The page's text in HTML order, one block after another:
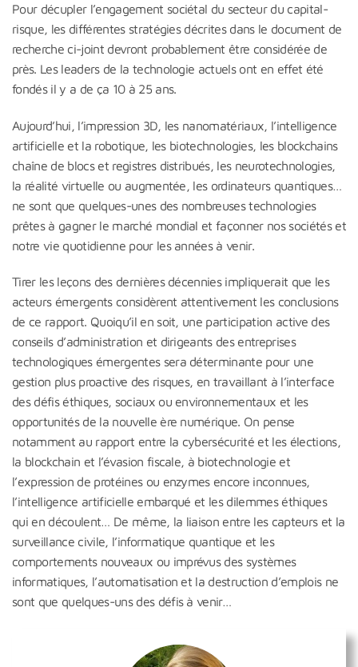
Pour décupler l’engagement sociétal du secteur du capital-
risque, les différentes stratégies décrites dans le document de
recherche ci-joint devront probablement être considérée de
près. Les leaders de la technologie actuels ont en effet été
fondés il y a de ça 10 à 25 ans.
Aujourd’hui, l’impression 3D, les nanomatériaux, l’intelligence
artificielle et la robotique, les biotechnologies, les blockchains
chaîne de blocs et registres distribués, les neurotechnologies,
la réalité virtuelle ou augmentée, les ordinateurs quantiques…
ne sont que quelques-unes des nombreuses technologies
prêtes à gagner le marché mondial et façonner nos sociétés et
notre vie quotidienne pour les années à venir.
Tirer les leçons des dernières décennies impliquerait que les
acteurs émergents considèrent attentivement les conclusions
de ce rapport. Quoiqu’il en soit, une participation active des
conseils d’administration et dirigeants des entreprises
technologiques émergentes sera déterminante pour une
gestion plus proactive des risques, en travaillant à l’interface
des défis éthiques, sociaux ou environnementaux et les
opportunités de la nouvelle ère numérique. On pense
notamment au rapport entre la cybersécurité et les élections,
la blockchain et l’évasion fiscale, à biotechnologie et
l’expression de protéines ou enzymes encore inconnues,
l’intelligence artificielle embarqué et les dilemmes éthiques
qui en découlent… De même, la liaison entre les capteurs et la
surveillance civile, l’informatique quantique et les
comportements nouveaux ou imprévus des systèmes
informatiques, l’automatisation et la destruction d’emplois ne
sont que quelques-uns des défis à venir…